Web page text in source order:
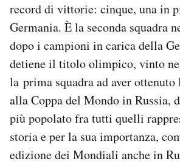
record di vittorie: cinque, una in
Germania. È la seconda squadra
dopo i campioni in carica della
detiene il titolo olimpico, vinto
la prima squadra ad aver
alla Coppa del Mondo in Russia,
più popolato fra tutti quelli
storia e per la sua importanza,
edizione dei Mondiali anche in